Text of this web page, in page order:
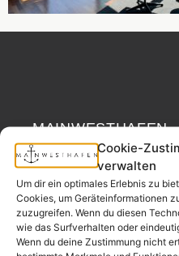
Cookie-
verwalten
Um dir ein optimales Erlebnis zu
Cookies, um Geräteinformationen
zuzugreifen. Wenn du diesen
wie das Surfverhalten oder
Wenn du deine Zustimmung nicht
MAINWESTHAFEN
REAL ESTATE
Your neighborhood
real estate partner.
– since 2017.